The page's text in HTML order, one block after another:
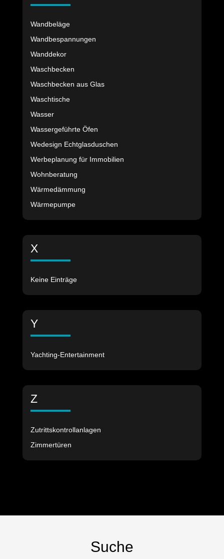
Wandbeläge
Wandbespannungen
Wanddekor
Waschbecken
Waschbecken aus Glas
Waschtische
Wasser
Wassergeführte Öfen
Wedesign Echtglasduschen
Werbeplanung für Immobilien
Wohnberatung
Wärmedämmung
Wärmepumpe
X
Keine Einträge
Y
Yachting-Entertainment
Z
Zutrittskontrollanlagen
Zimmertüren
Suche